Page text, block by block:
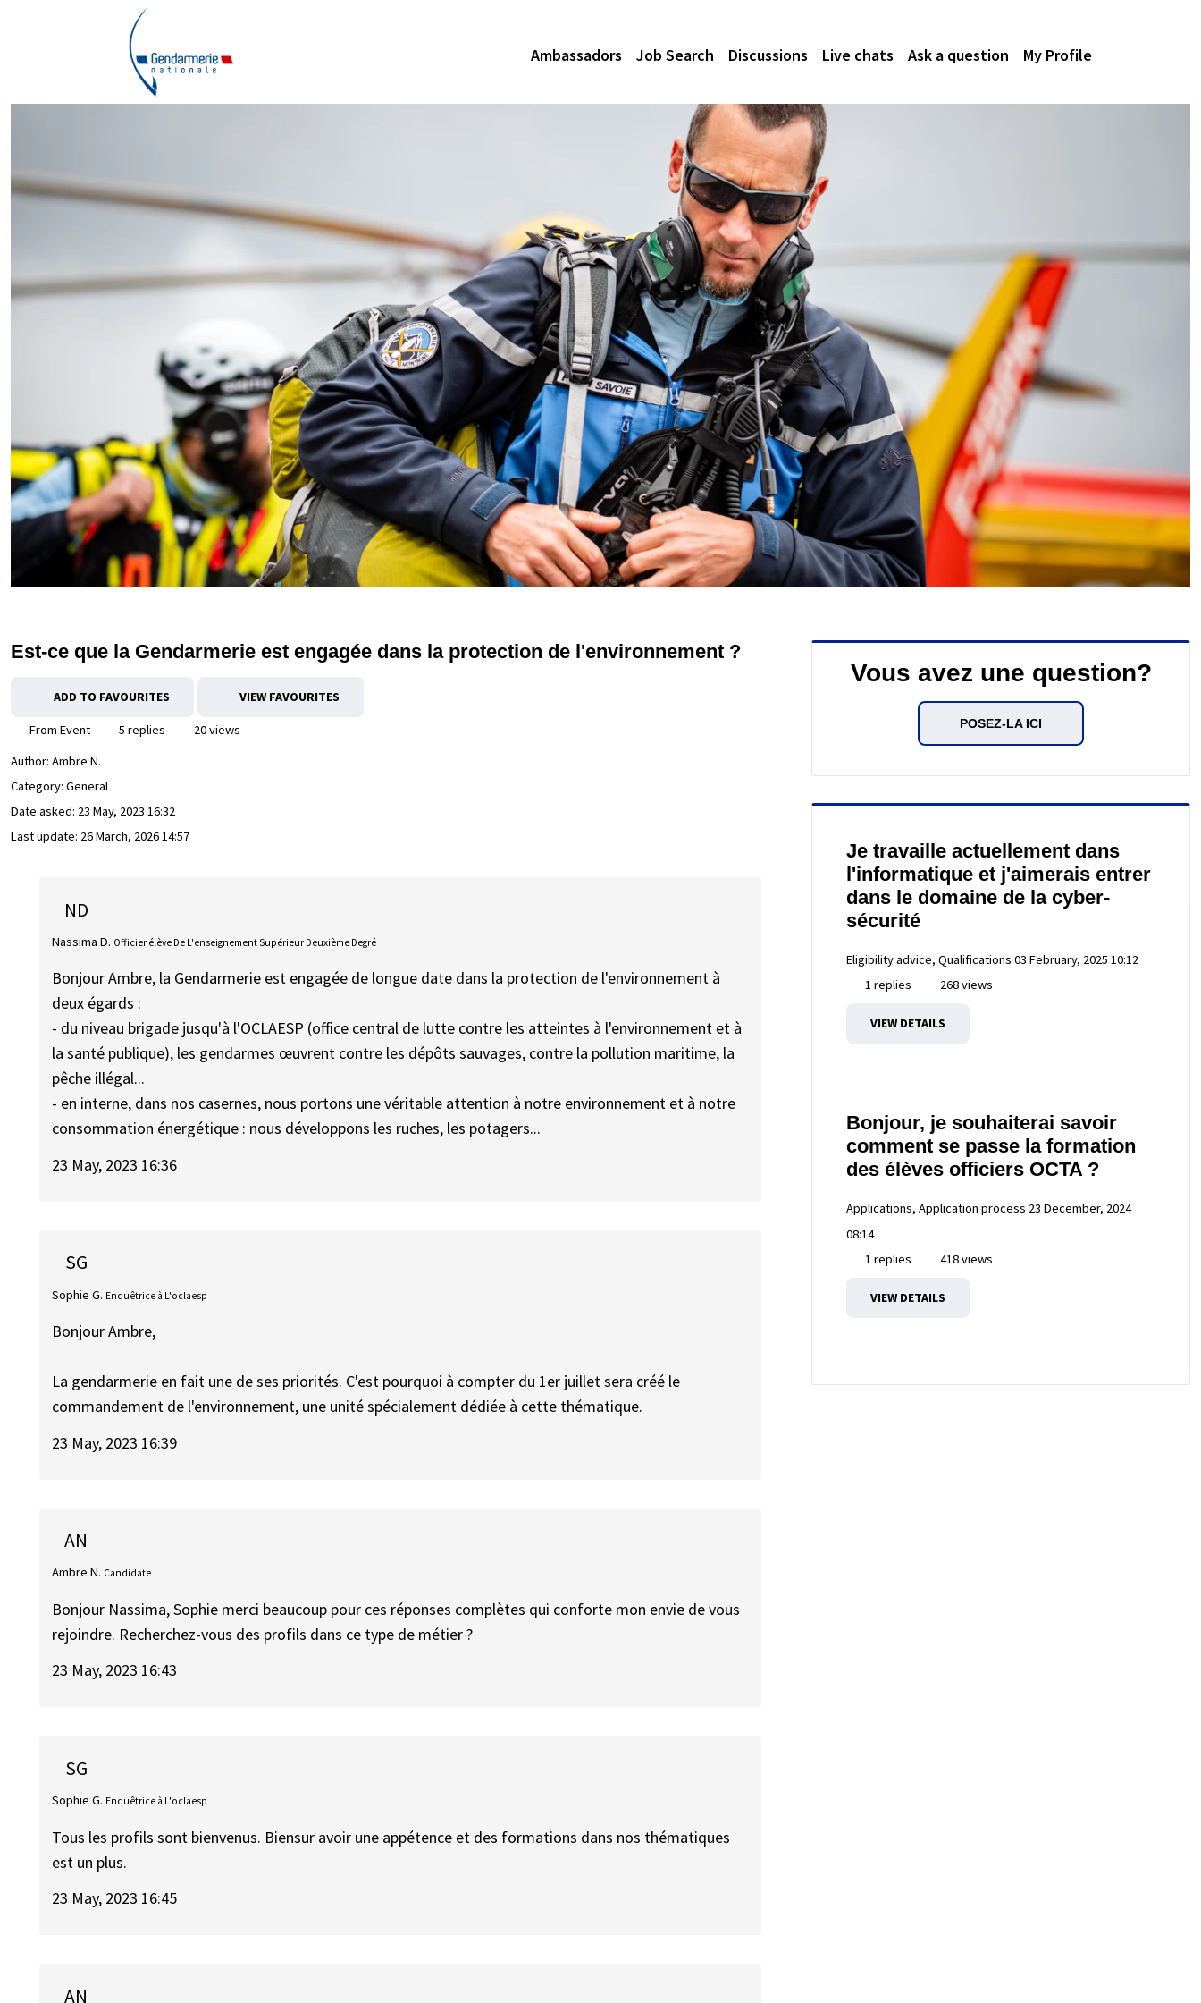
Ambassadors Job Search Discussions Live chats Ask a question My Profile
Est-ce que la Gendarmerie est engagée dans la protection de l'environnement ?
ADD TO FAVOURITES VIEW FAVOURITES
From Event 5 replies
20 views
Author: Ambre N.
Category: General
Date asked: 23 May, 2023 16:32
Last update: 26 March, 2026 14:57
ND
Nassima D. Officier élève De L'enseignement Supérieur Deuxième Degré
Bonjour Ambre, la Gendarmerie est engagée de longue date dans la protection de l'environnement à
deux égards :
- du niveau brigade jusqu'à l'OCLAESP (office central de lutte contre les atteintes à l'environnement et à
la santé publique), les gendarmes œuvrent contre les dépôts sauvages, contre la pollution maritime, la
pêche illégal...
- en interne, dans nos casernes, nous portons une véritable attention à notre environnement et à notre
consommation énergétique : nous développons les ruches, les potagers...
23 May, 2023 16:36
SG
Sophie G. Enquêtrice à L'oclaesp
Bonjour Ambre,
La gendarmerie en fait une de ses priorités. C'est pourquoi à compter du 1er juillet sera créé le
commandement de l'environnement, une unité spécialement dédiée à cette thématique.
23 May, 2023 16:39
AN
Ambre N. Candidate
Bonjour Nassima, Sophie merci beaucoup pour ces réponses complètes qui conforte mon envie de vous
rejoindre. Recherchez-vous des profils dans ce type de métier ?
23 May, 2023 16:43
SG
Sophie G. Enquêtrice à L'oclaesp
Tous les profils sont bienvenus. Biensur avoir une appétence et des formations dans nos thématiques
est un plus.
23 May, 2023 16:45
AN
Vous avez une question?
POSEZ-LA ICI
Je travaille actuellement dans
l'informatique et j'aimerais entrer
dans le domaine de la cyber-
sécurité
Eligibility advice, Qualifications 03 February, 2025 10:12
1 replies
268 views
VIEW DETAILS
Bonjour, je souhaiterai savoir
comment se passe la formation
des élèves officiers OCTA ?
Applications, Application process 23 December, 2024
08:14
1 replies
418 views
VIEW DETAILS